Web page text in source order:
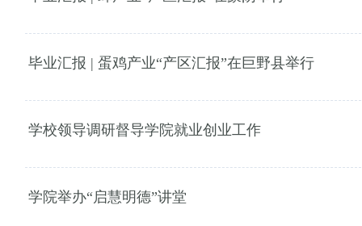
毕业汇报 | 蛋鸡产业“产区汇报”在巨野县举行
学校领导调研督导学院就业创业工作
学院举办“启慧明德”讲堂